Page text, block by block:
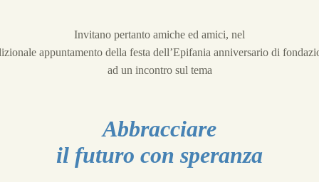
Invitano pertanto amiche ed amici, nel
appuntamento della festa dell’Epifania anniversario di
ad un incontro sul tema
Abbracciare
il futuro con speranza